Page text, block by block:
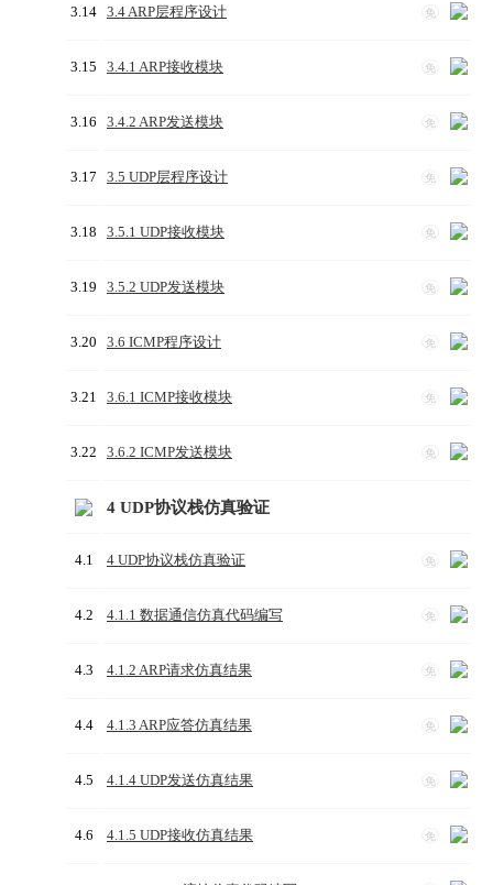
3.14 免
3.4 ARP层程序设计
3.15 免
3.4.1 ARP接收模块
3.16 免
3.4.2 ARP发送模块
3.17 免
3.5 UDP层程序设计
3.18 免
3.5.1 UDP接收模块
3.19 免
3.5.2 UDP发送模块
3.20 免
3.6 ICMP程序设计
3.21 免
3.6.1 ICMP接收模块
3.22 免
3.6.2 ICMP发送模块
4 UDP协议栈仿真验证
4.1 免
4 UDP协议栈仿真验证
4.2 免
4.1.1 数据通信仿真代码编写
4.3 免
4.1.2 ARP请求仿真结果
4.4 免
4.1.3 ARP应答仿真结果
4.5 免
4.1.4 UDP发送仿真结果
4.6 免
4.1.5 UDP接收仿真结果